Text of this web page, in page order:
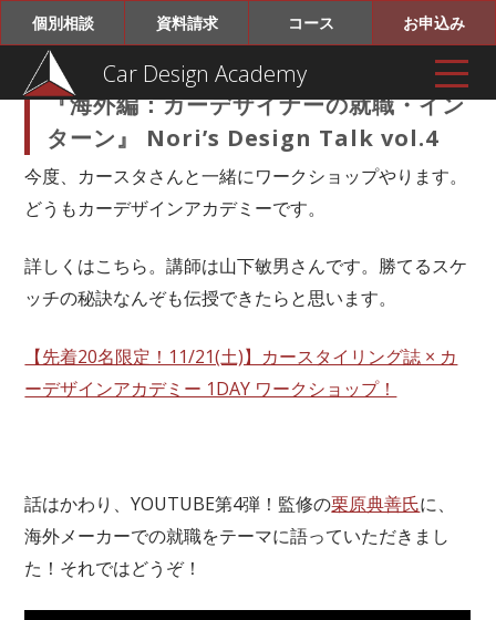
Car Design Academy
個別相談 資料請求 コース お申込み
『海外編：カーデザイナーの就職・イン
ターン』 Nori’s Design Talk vol.4
今度、カースタさんと一緒にワークショップやります。
どうもカーデザインアカデミーです。
詳しくはこちら。講師は山下敏男さんです。勝てるスケ
ッチの秘訣なんぞも伝授できたらと思います。
【先着20名限定！11/21(土)】カースタイリング誌 × カ
ーデザインアカデミー 1DAY ワークショップ！
話はかわり、YOUTUBE第4弾！監修の栗原典善氏に、
海外メーカーでの就職をテーマに語っていただきまし
た！それではどうぞ！